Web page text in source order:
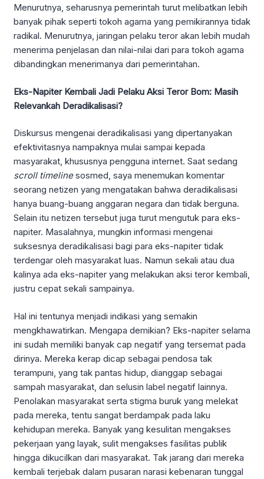
Menurutnya, seharusnya pemerintah turut melibatkan lebih
banyak pihak seperti tokoh agama yang pemikirannya tidak
radikal. Menurutnya, jaringan pelaku teror akan lebih mudah
menerima penjelasan dan nilai-nilai dari para tokoh agama
dibandingkan menerimanya dari pemerintahan.
Eks-Napiter Kembali Jadi Pelaku Aksi Teror Bom: Masih
Relevankah Deradikalisasi?
Diskursus mengenai deradikalisasi yang dipertanyakan
efektivitasnya nampaknya mulai sampai kepada
masyarakat, khususnya pengguna internet. Saat sedang
scroll timelinesosmed, saya menemukan komentar
seorang netizen yang mengatakan bahwa deradikalisasi
hanya buang-buang anggaran negara dan tidak berguna.
Selain itu netizen tersebut juga turut mengutuk para eks-
napiter. Masalahnya, mungkin informasi mengenai
suksesnya deradikalisasi bagi para eks-napiter tidak
terdengar oleh masyarakat luas. Namun sekali atau dua
kalinya ada eks-napiter yang melakukan aksi teror kembali,
justru cepat sekali sampainya.
Hal ini tentunya menjadi indikasi yang semakin
mengkhawatirkan. Mengapa demikian? Eks-napiter selama
ini sudah memiliki banyak cap negatif yang tersemat pada
dirinya. Mereka kerap dicap sebagai pendosa tak
terampuni, yang tak pantas hidup, dianggap sebagai
sampah masyarakat, dan selusin label negatif lainnya.
Penolakan masyarakat serta stigma buruk yang melekat
pada mereka, tentu sangat berdampak pada laku
kehidupan mereka. Banyak yang kesulitan mengakses
pekerjaan yang layak, sulit mengakses fasilitas publik
hingga dikucilkan dari masyarakat. Tak jarang dari mereka
kembali terjebak dalam pusaran narasi kebenaran tunggal